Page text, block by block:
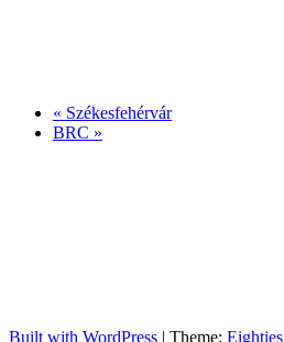
« Székesfehérvár
BRC »
Built with WordPress | Theme: Eighties